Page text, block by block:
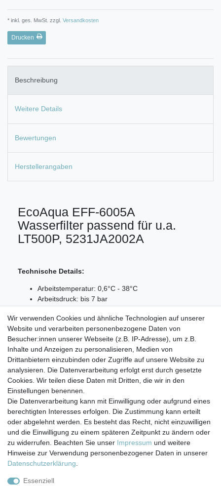
* inkl. ges. MwSt. zzgl. Versandkosten
Drucken
Beschreibung
Weitere Details
Bewertungen
Herstellerangaben
EcoAqua EFF-6005A
Wasserfilter passend für u.a.
LT500P, 5231JA2002A
Technische Details:
Arbeitstemperatur: 0,6°C - 38°C
Arbeitsdruck: bis 7 bar
Durchfluss: 1,9 Liter pro Minute
Lieferumfang:
1x EcoAqua EFF-6005A
Impressum Daten­schutz­erklärung AGB
Barrierefreiheitserklärung Widerrufs­recht
Wir verwenden Cookies und ähnliche Technologien auf unserer
Website und verarbeiten personenbezogene Daten von
Besucher:innen unserer Webseite (z.B. IP-Adresse), um z.B.
Inhalte und Anzeigen zu personalisieren, Medien von
Drittanbietern einzubinden oder Zugriffe auf unsere Website zu
analysieren. Die Datenverarbeitung erfolgt erst durch gesetzte
Cookies. Wir teilen diese Daten mit Dritten, die wir in den
Einstellungen benennen.
Die Datenverarbeitung kann mit Einwilligung oder aufgrund eines
berechtigten Interesses erfolgen. Die Zustimmung kann erteilt
oder abgelehnt werden. Es besteht das Recht, nicht einzuwilligen
und die Einwilligung zu einem späteren Zeitpunkt zu ändern oder
zu widerrufen. Beachten Sie unser Impressum und weitere
Hinweise zur Verwendung personenbezogener Daten in unserer
Daten­schutz­erklärung
Essenziell